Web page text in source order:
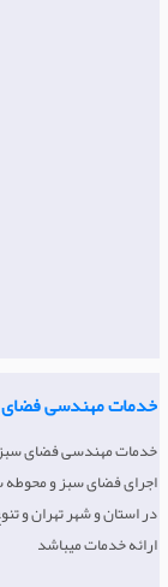
خدمات مهندسی فضای
خدمات مهندسی فضای سبز
اجرای فضای سبز و محوطه
ارائه خدمات میباشد